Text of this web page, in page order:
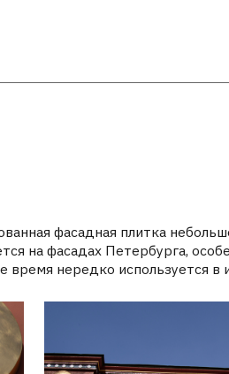
РУС
особенно
используется в интерьерах